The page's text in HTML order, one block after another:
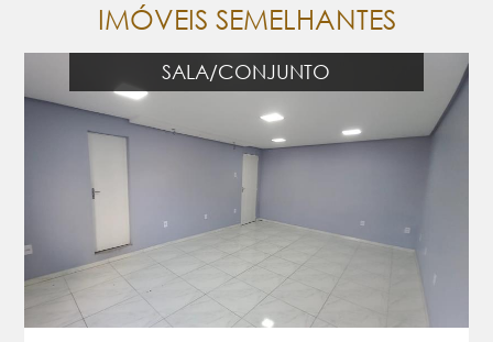
IMÓVEIS SEMELHANTES
SALA/CONJUNTO